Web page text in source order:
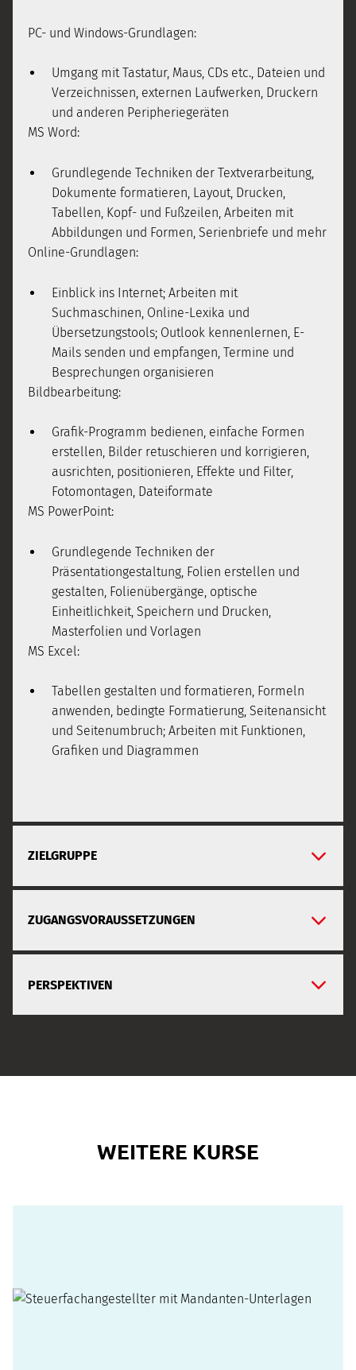
PC- und Windows-Grundlagen:
Umgang mit Tastatur, Maus, CDs etc., Dateien und
Verzeichnissen, externen Laufwerken, Druckern
und anderen Peripheriegeräten
MS Word:
Grundlegende Techniken der Textverarbeitung,
Dokumente formatieren, Layout, Drucken,
Tabellen, Kopf- und Fußzeilen, Arbeiten mit
Abbildungen und Formen, Serienbriefe und mehr
Online-Grundlagen:
Einblick ins Internet; Arbeiten mit
Suchmaschinen, Online-Lexika und
Übersetzungstools; Outlook kennenlernen, E-
Mails senden und empfangen, Termine und
Besprechungen organisieren
Bildbearbeitung:
Grafik-Programm bedienen, einfache Formen
erstellen, Bilder retuschieren und korrigieren,
ausrichten, positionieren, Effekte und Filter,
Fotomontagen, Dateiformate
MS PowerPoint:
Grundlegende Techniken der
Präsentationgestaltung, Folien erstellen und
gestalten, Folienübergänge, optische
Einheitlichkeit, Speichern und Drucken,
Masterfolien und Vorlagen
MS Excel:
Tabellen gestalten und formatieren, Formeln
anwenden, bedingte Formatierung, Seitenansicht
und Seitenumbruch; Arbeiten mit Funktionen,
Grafiken und Diagrammen
ZIELGRUPPE
ZUGANGSVORAUSSETZUNGEN
PERSPEKTIVEN
WEITERE KURSE